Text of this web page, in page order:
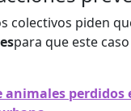
colectivos piden
para que este
animales perdidos